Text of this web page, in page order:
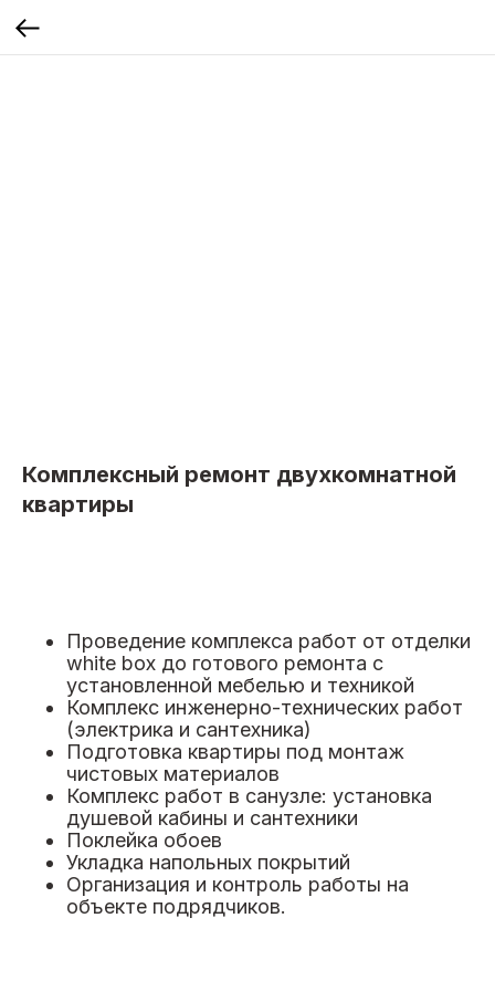
Комплексный ремонт двухкомнатной
квартиры
Проведение комплекса работ от отделки
white box до готового ремонта с
установленной мебелью и техникой
Комплекс инженерно-технических работ
(электрика и сантехника)
Подготовка квартиры под монтаж
чистовых материалов
Комплекс работ в санузле: установка
душевой кабины и сантехники
Поклейка обоев
Укладка напольных покрытий
Организация и контроль работы на
объекте подрядчиков.